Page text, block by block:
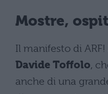
Mostre,
Il manifesto di
Davide Toffolo,
anche di una